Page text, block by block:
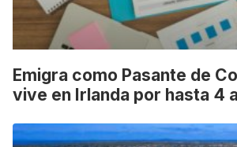
Emigra como Pasante de
vive en Irlanda por hasta 4